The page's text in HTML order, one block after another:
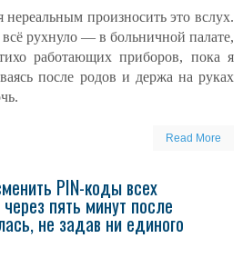
нереальным произносить это вслух.
рухнуло — в больничной палате,
работающих приборов, пока я
после родов и держа на руках
Read More
PIN-коды всех
через пять минут после
не задав ни единого